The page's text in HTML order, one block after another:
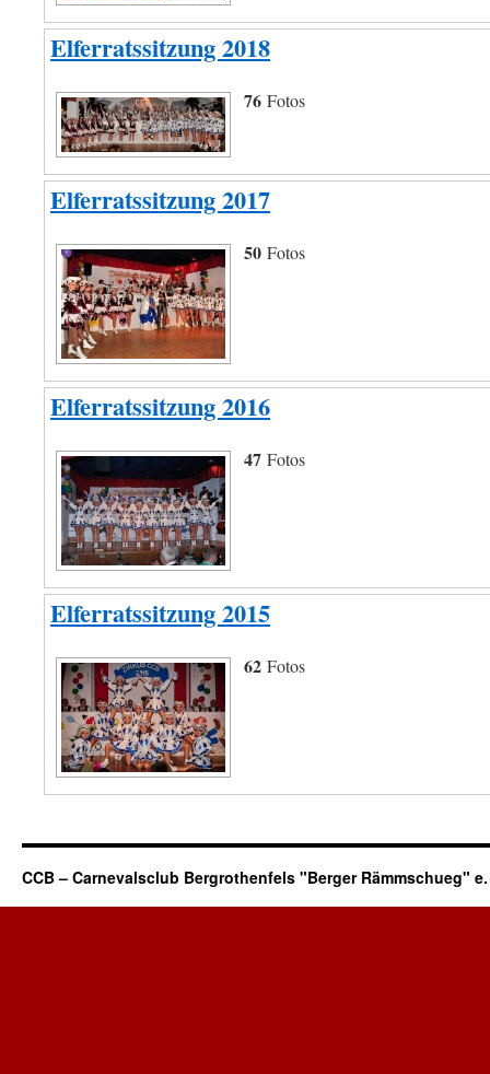
Elferratssitzung 2018
76 Fotos
Elferratssitzung 2017
50 Fotos
Elferratssitzung 2016
47 Fotos
Elferratssitzung 2015
62 Fotos
CCB – Carnevalsclub Bergrothenfels "Berger Rämmschueg" e.